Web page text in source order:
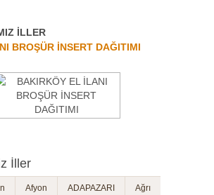
İLLER
BROŞÜR İNSERT DAĞITIMI
İller
Afyon ADAPAZARI Ağrı